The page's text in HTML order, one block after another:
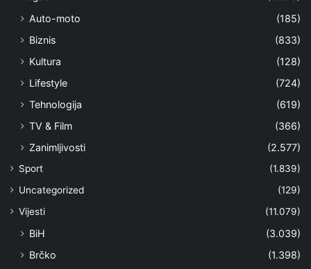
Auto-moto
(185)
Biznis
(833)
Kultura
(128)
Lifestyle
(724)
Tehnologija
(619)
TV & Film
(366)
Zanimljivosti
(2.577)
Sport
(1.839)
Uncategorized
(129)
Vijesti
(11.079)
BiH
(3.039)
Brčko
(1.398)